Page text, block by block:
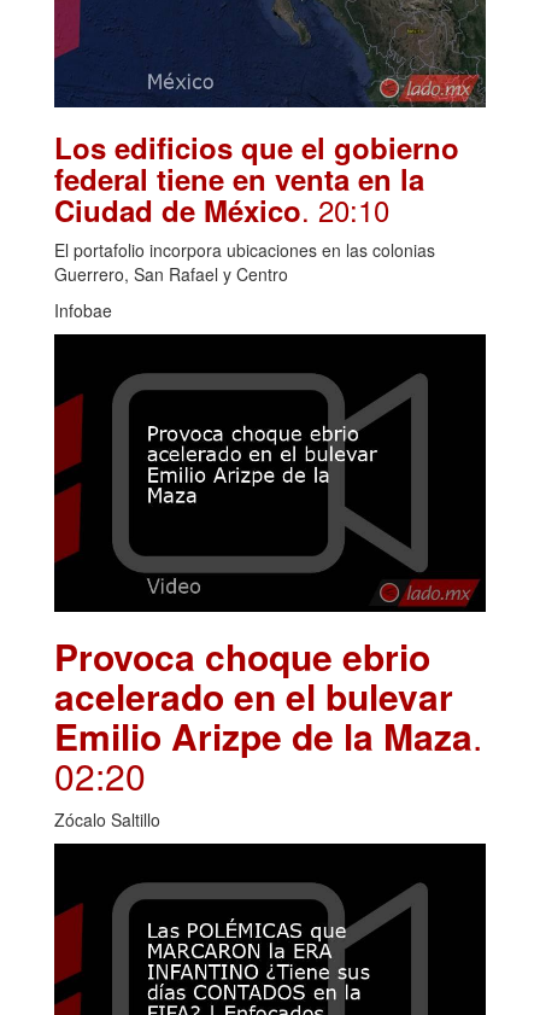
Los edificios que el gobierno
federal tiene en venta en la
Ciudad de México. 20:10
El portafolio incorpora ubicaciones en las colonias
Guerrero, San Rafael y Centro
Infobae
Provoca choque ebrio
acelerado en el bulevar
Emilio Arizpe de la Maza.
02:20
Zócalo Saltillo